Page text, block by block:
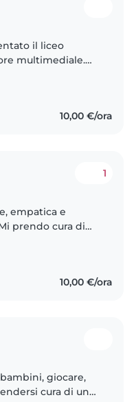
il liceo
multimediale.
10,00 €/ora
1
empatica e
prendo cura di
10,00 €/ora
giocare,
cura di uno!